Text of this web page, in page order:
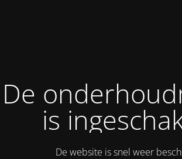
De
is
De website is snel weer